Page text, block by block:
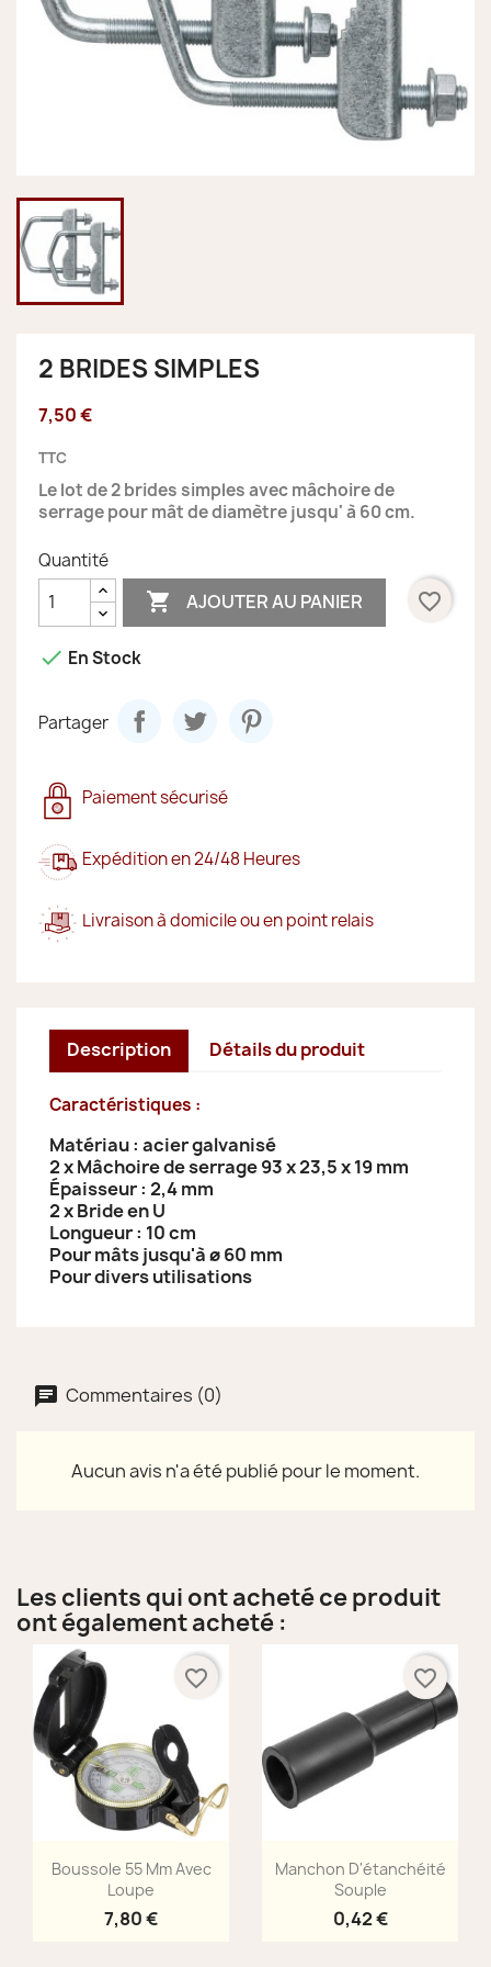
2 BRIDES SIMPLES
7,50 €
TTC
Le lot de 2 brides simples avec mâchoire de
serrage pour mât de diamètre jusqu' à 60 cm.
Quantité
 AJOUTER AU PANIER favorite_border
 En Stock
Partager
Paiement sécurisé
Expédition en 24/48 Heures
Livraison à domicile ou en point relais
Description Détails du produit
Caractéristiques :
Matériau : acier galvanisé
2 x Mâchoire de serrage 93 x 23,5 x 19 mm
Épaisseur : 2,4 mm
2 x Bride en U
Longueur : 10 cm
Pour mâts jusqu'à ø 60 mm
Pour divers utilisations
Commentaires (0)
Aucun avis n'a été publié pour le moment.
Les clients qui ont acheté ce produit
ont également acheté :
Aperçu rapide
Boussole 55 Mm Avec
Loupe
7,80 €
favorite_border
Aperçu rapide
Manchon D'étanchéité
Souple
0,42 €
favorite_border